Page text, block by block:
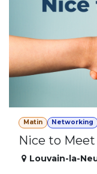
Matin Networking
Nice to Meet
Louvain-la-